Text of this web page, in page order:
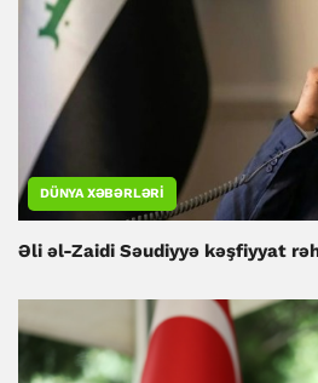
DÜNYA XƏBƏRLƏRI
Əli əl-Zaidi Səudiyyə kəşfiyyat